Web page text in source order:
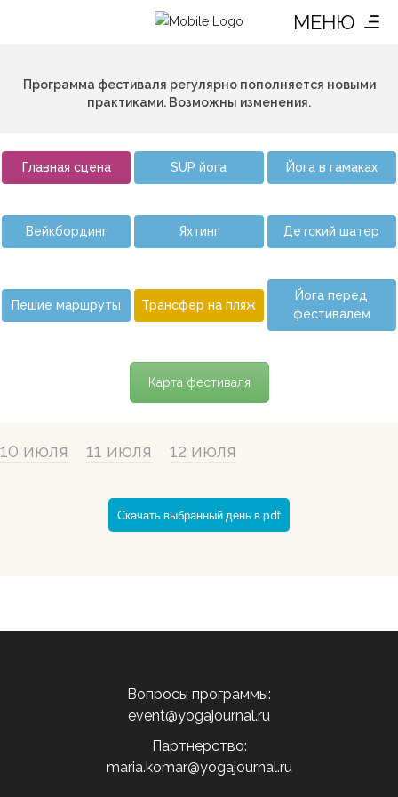
МЕНЮ
Программа фестиваля регулярно пополняется новыми
практиками. Возможны изменения.
Главная сцена SUP йога Йога в гамаках
Вейкбординг Яхтинг Детский шатер
Пешие маршруты Трансфер на пляж
Йога перед
фестивалем
Карта фестиваля
10 июля 11 июля 12 июля
Вопросы программы:
event@yogajournal.ru
Партнерство:
maria.komar@yogajournal.ru